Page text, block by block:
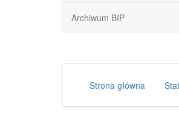
Archiwum BIP
Strona główna